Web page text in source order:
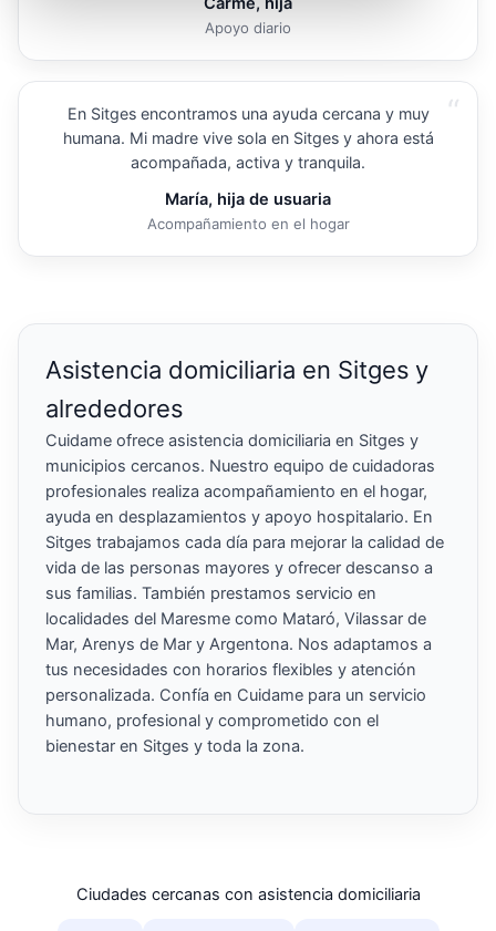
Apoyo diario
“
En Sitges encontramos una ayuda cercana y muy
humana. Mi madre vive sola en Sitges y ahora está
acompañada, activa y tranquila.
María, hija de usuaria
Acompañamiento en el hogar
Asistencia domiciliaria en Sitges y
alrededores
Cuidame ofrece asistencia domiciliaria en Sitges y
municipios cercanos. Nuestro equipo de cuidadoras
profesionales realiza acompañamiento en el hogar,
ayuda en desplazamientos y apoyo hospitalario. En
Sitges trabajamos cada día para mejorar la calidad de
vida de las personas mayores y ofrecer descanso a
sus familias. También prestamos servicio en
localidades del Maresme como Mataró, Vilassar de
Mar, Arenys de Mar y Argentona. Nos adaptamos a
tus necesidades con horarios flexibles y atención
personalizada. Confía en Cuidame para un servicio
humano, profesional y comprometido con el
bienestar en Sitges y toda la zona.
Ciudades cercanas con asistencia domiciliaria